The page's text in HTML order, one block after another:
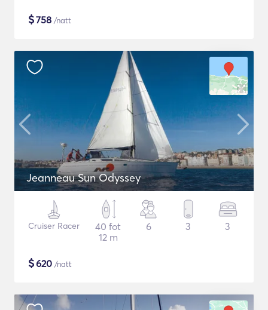
$758 /natt
Jeanneau Sun Odyssey
Cruiser Racer
40 fot
12 m
6 3 3
$620 /natt